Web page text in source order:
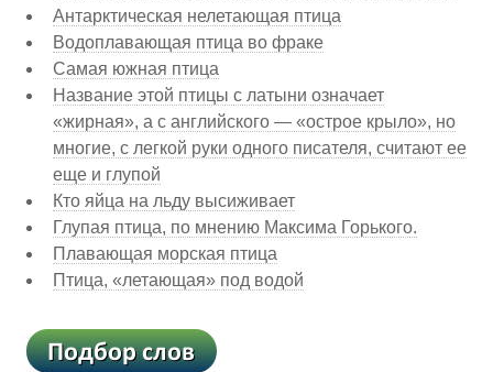
Антарктическая нелетающая птица
Водоплавающая птица во фраке
Самая южная птица
Название этой птицы с латыни означает
«жирная», а с английского — «острое крыло», но
многие, с легкой руки одного писателя, считают ее
еще и глупой
Кто яйца на льду высиживает
Глупая птица, по мнению Максима Горького.
Плавающая морская птица
Птица, «летающая» под водой